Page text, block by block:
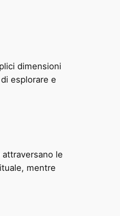
dimensioni
esplorare e
le
mentre